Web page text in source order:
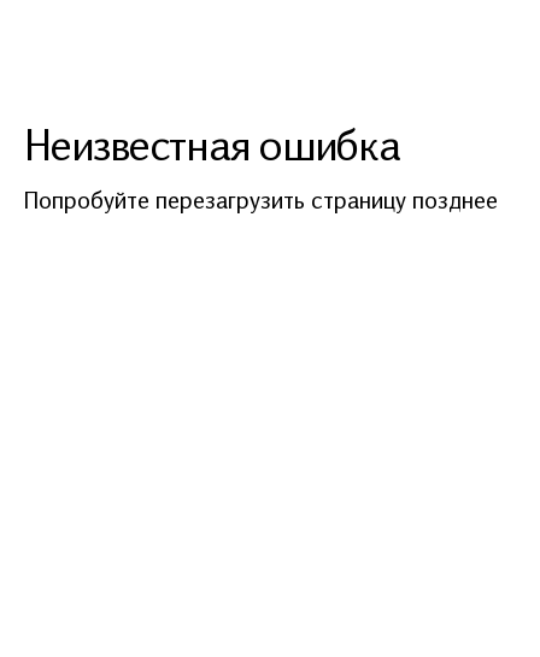
Неизвестная ошибка
Попробуйте перезагрузить страницу позднее